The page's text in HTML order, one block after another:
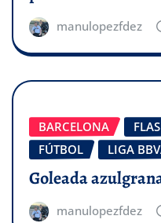
manulopezfdez
BARCELONA
FÚTBOL
LIGA
Goleada
manulopezfdez